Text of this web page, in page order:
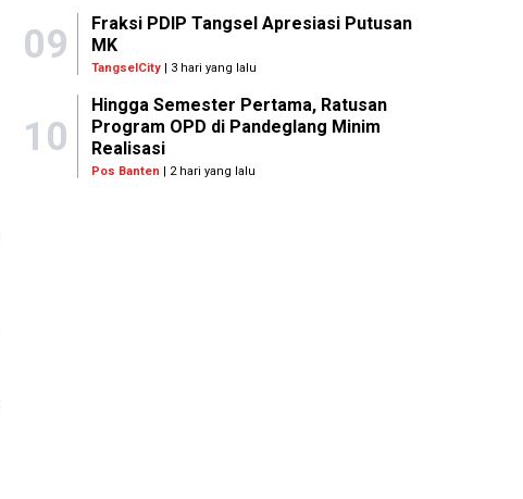
09
Fraksi PDIP Tangsel Apresiasi Putusan
MK
TangselCity| 3 hari yang lalu
10
Hingga Semester Pertama, Ratusan
Program OPD di Pandeglang Minim
Realisasi
Pos Banten | 2 hari yang lalu